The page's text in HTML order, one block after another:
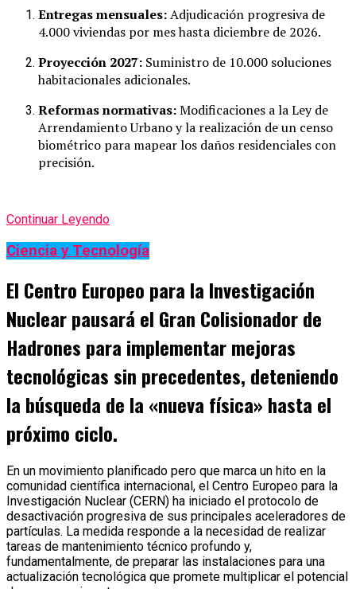
Entregas mensuales:Adjudicación progresiva de
4.000 viviendas por mes hasta diciembre de 2026.
Proyección 2027: Suministro de 10.000 soluciones
habitacionales adicionales.
Reformas normativas:Modificaciones a la Ley de
Arrendamiento Urbano y la realización de un censo
biométrico para mapear los daños residenciales con
precisión.
Continuar Leyendo
Ciencia y Tecnología
El Centro Europeo para la Investigación
Nuclear pausará el Gran Colisionador de
Hadrones para implementar mejoras
tecnológicas sin precedentes, deteniendo
la búsqueda de la «nueva física» hasta el
próximo ciclo.
En un movimiento planificado pero que marca un hito en la
comunidad científica internacional, el Centro Europeo para la
Investigación Nuclear (CERN) ha iniciado el protocolo de
desactivación progresiva de sus principales aceleradores de
partículas. La medida responde a la necesidad de realizar
tareas de mantenimiento técnico profundo y,
fundamentalmente, de preparar las instalaciones para una
actualización tecnológica que promete multiplicar el potencial